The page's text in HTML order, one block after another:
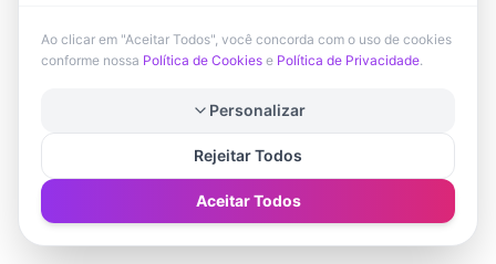
Ao clicar em "Aceitar Todos", você concorda com o uso de cookies
conforme nossa Política de Cookies e Política de Privacidade.
Personalizar
Rejeitar Todos
Aceitar Todos